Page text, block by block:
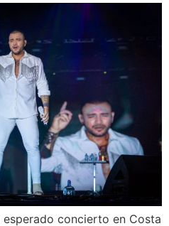
concierto en Costa